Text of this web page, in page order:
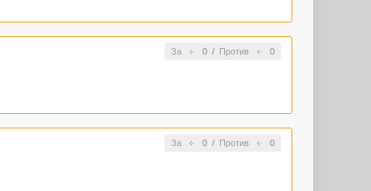
За 0/ Против 0
За 0/ Против 0